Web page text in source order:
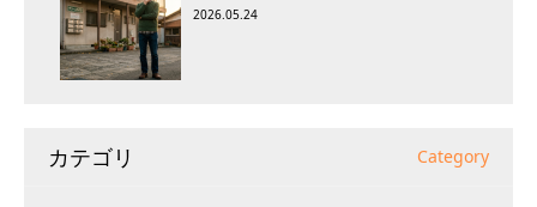
2026.05.24
カテゴリ Category